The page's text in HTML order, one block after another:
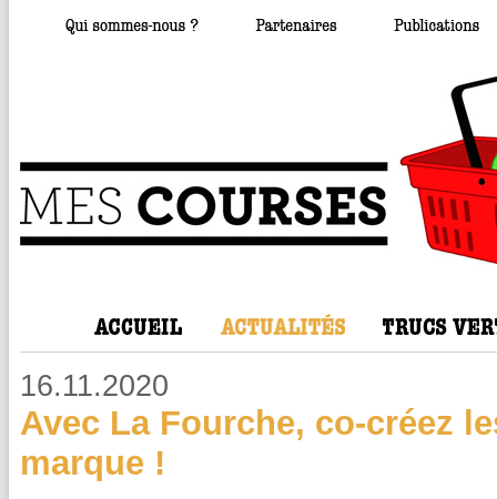
16.11.2020
Avec La Fourche, co-créez
marque !